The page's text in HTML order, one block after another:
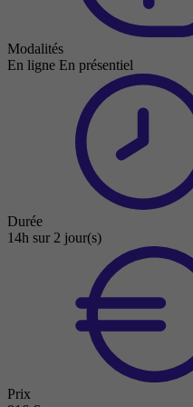
Modalités
En ligne En présentiel
Durée
14h sur 2 jour(s)
Prix